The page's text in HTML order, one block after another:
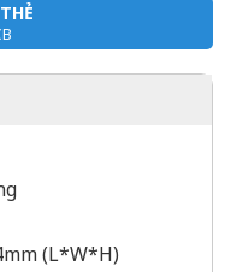
(L*W*H)